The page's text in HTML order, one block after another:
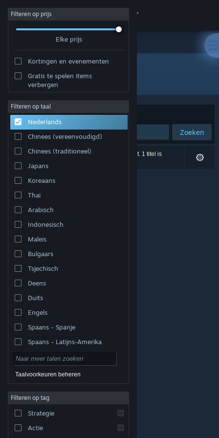
Inloggen
Community
Over
Ondersteuning
Taal wijzigen
Download de mobiele Steam-app
Desktopwebsite weergeven
© Valve Corporation. Alle rechten voorbehouden. Alle
handelsmerken zijn eigendom van hun respectieve
Privacybeleid|Juridische informatie
Toegankelijkheid
|
Terugbetalingen
Filteren op prijs
Elke prijs
Kortingen en evenementen
Gratis te spelen items
verbergen
Filteren op taal
Nederlands
Chinees (vereenvoudigd)
Chinees (traditioneel)
Japans
Koreaans
Thai
Arabisch
Indonesisch
Maleis
Bulgaars
Tsjechisch
Deens
Duits
Engels
Spaans - Spanje
Spaans - Latijns-Amerika
Taalvoorkeuren beheren
Filteren op tag
Strategie
Actie
Ontwikkelaar: Pixel Pointer Studios
Sorteren op Relevantie
Zoeken
0 resultaten komen overeen met je zoekopdracht. 1 titel is
uitgesloten op basis van je voorkeuren.